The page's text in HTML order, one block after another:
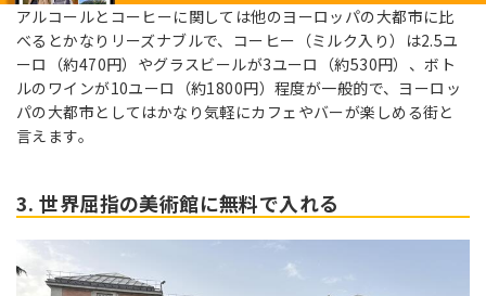
アルコールとコーヒーに関しては他のヨーロッパの大都市に比
べるとかなりリーズナブルで、コーヒー（ミルク入り）は2.5ユ
ーロ（約470円）やグラスビールが3ユーロ（約530円）、ボト
ルのワインが10ユーロ（約1800円）程度が一般的で、ヨーロッ
パの大都市としてはかなり気軽にカフェやバーが楽しめる街と
言えます。
3. 世界屈指の美術館に無料で入れる